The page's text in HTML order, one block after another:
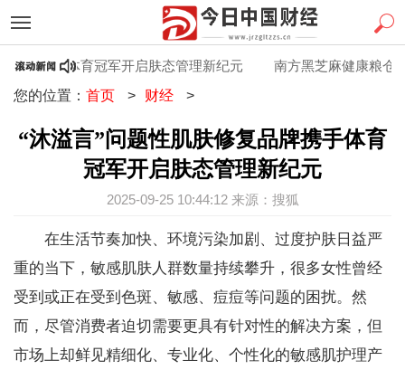
牌携手体育冠军开启肤态管理新纪元
南方黑芝麻健康粮仓工
您的位置： 首页 > 财经 >
“沐溢言”问题性肌肤修复品牌携手体育
冠军开启肤态管理新纪元
2025-09-25 10:44:12 来源：搜狐
在生活节奏加快、环境污染加剧、过度护肤日益严
重的当下，敏感肌肤人群数量持续攀升，很多女性曾经
受到或正在受到色斑、敏感、痘痘等问题的困扰。然
而，尽管消费者迫切需要更具有针对性的解决方案，但
市场上却鲜见精细化、专业化、个性化的敏感肌护理产